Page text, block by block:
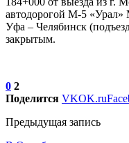
автодорогой М-5 «Урал»
Уфа – Челябинск
закрытым.
0 2
Поделится VKOK.ru
Предыдущая запись